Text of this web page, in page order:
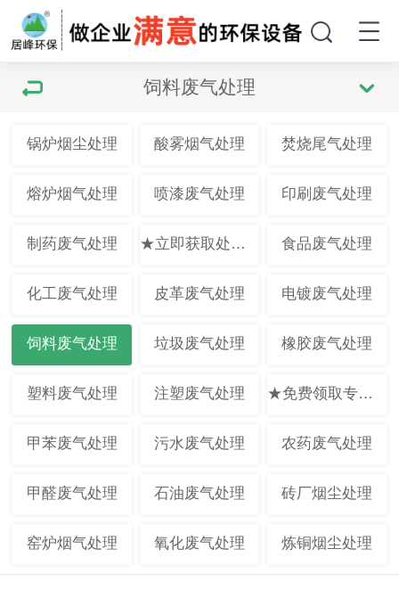
饲料废气处理
锅炉烟尘处理 酸雾烟气处理 焚烧尾气处理
熔炉烟气处理 喷漆废气处理 印刷废气处理
制药废气处理 ★立即获取处理方案★ 食品废气处理
化工废气处理 皮革废气处理 电镀废气处理
饲料废气处理 垃圾废气处理 橡胶废气处理
塑料废气处理 注塑废气处理 ★免费领取专业方案★
甲苯废气处理 污水废气处理 农药废气处理
甲醛废气处理 石油废气处理 砖厂烟尘处理
窑炉烟气处理 氧化废气处理 炼铜烟尘处理